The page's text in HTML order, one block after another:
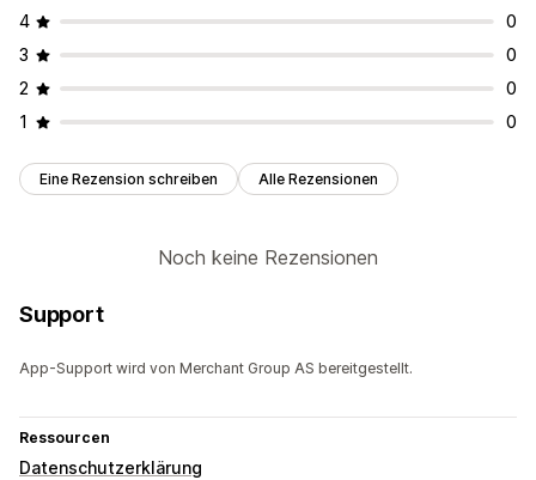
4
0
3
0
2
0
1
0
Eine Rezension schreiben Alle Rezensionen
Noch keine Rezensionen
Support
App-Support wird von Merchant Group AS bereitgestellt.
Ressourcen
Datenschutzerklärung